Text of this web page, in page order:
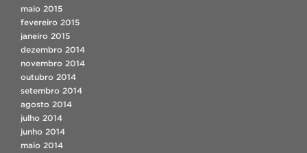
maio 2015
fevereiro 2015
janeiro 2015
dezembro 2014
novembro 2014
outubro 2014
setembro 2014
agosto 2014
julho 2014
junho 2014
maio 2014